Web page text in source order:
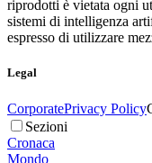
riprodotti è vietata ogni
sistemi di intelligenza
espresso di utilizzare
Legal
CorporatePrivacy Policy
Sezioni
Cronaca
Mondo